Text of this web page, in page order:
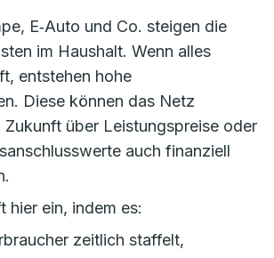
E‑Auto und Co. steigen die
im Haushalt. Wenn alles
entstehen hohe
Diese können das Netz
Zukunft über Leistungspreise oder
auch finanziell
hier ein, indem es:
zeitlich staffelt,